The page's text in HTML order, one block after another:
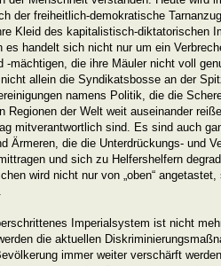
der freiheitlich-demokratische
Kleid des kapitalistisch-diktatorischen
es handelt sich nicht nur um ein
-mächtigen, die ihre Mäuler nicht voll
allein die Syndikatsbosse an der
namens Politik, die die
Regionen der Welt weit auseinander
mitverantwortlich sind. Es sind auch
Ärmeren, die die Unterdrückungs- und
und sich zu Helfershelfern
wird nicht nur von „oben“
Imperialsystem ist nicht
die aktuellen
immer weiter verschärft